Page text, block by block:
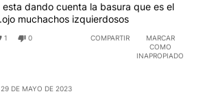
esta dando cuenta la basura que es el
muchachos izquierdosos
1 0 COMPARTIR
MARCAR
COMO
INAPROPIADO
nigra.
29 DE MAYO DE 2023